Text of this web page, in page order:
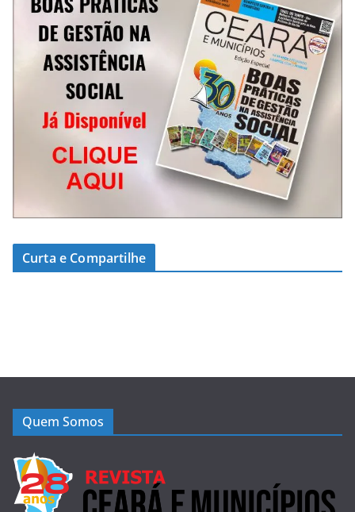
Curta e Compartilhe
Quem Somos